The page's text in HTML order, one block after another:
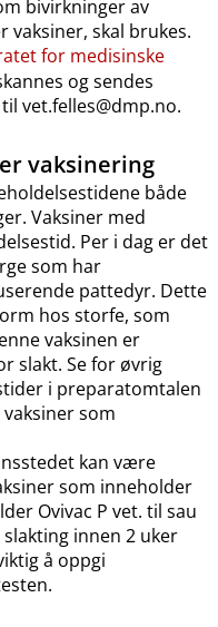
bivirkninger av
skal brukes.
for medisinske
og sendes
vet.felles@dmp.no.
vaksinering
både
Vaksiner med
Per i dag er det
som har
pattedyr. Dette
hos storfe, som
vaksinen er
slakt. Se for øvrig
i preparatomtalen
som
kan være
som inneholder
Ovivac P vet. til sau
innen 2 uker
å oppgi